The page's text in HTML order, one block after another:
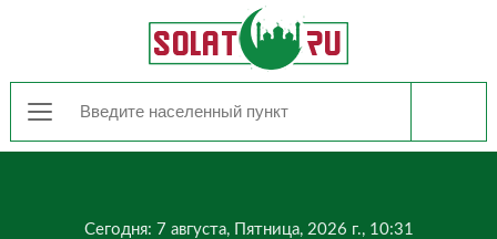
Сегодня: 7 августа, Пятница, 2026 г., 10:31